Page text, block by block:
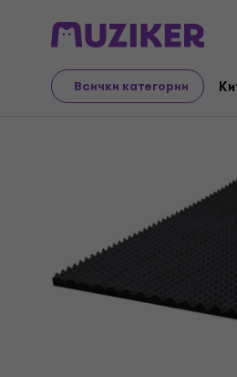
Всички категории
Музикални инструменти